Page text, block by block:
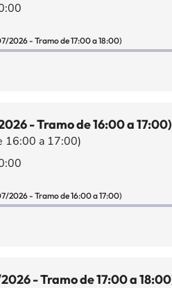
2026 - Tramo de 17:00 a 18:00)
- Tramo de 16:00 a 17:00)
16:00 a 17:00)
2026 - Tramo de 16:00 a 17:00)
- Tramo de 17:00 a